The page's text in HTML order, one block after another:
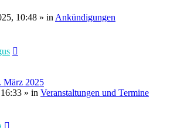
10:48 » in Ankündigungen
März 2025
» in Veranstaltungen und Termine